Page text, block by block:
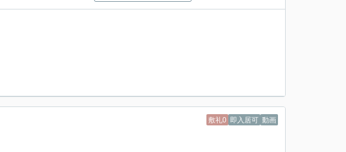
敷礼0 即入居可 動画